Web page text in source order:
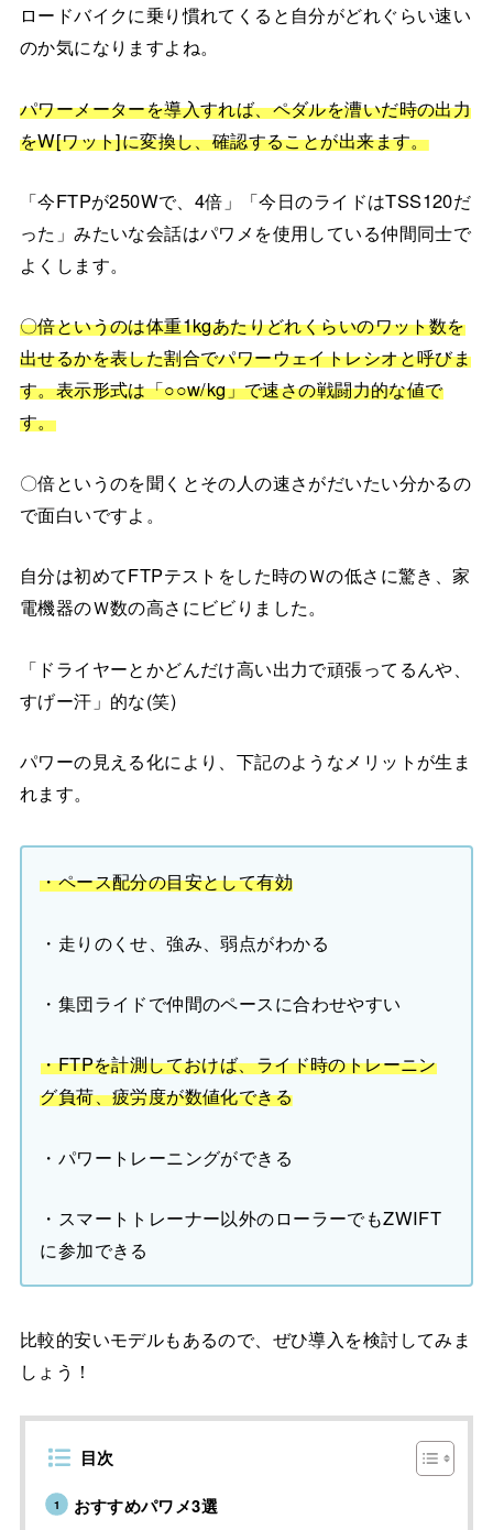
ロードバイクに乗り慣れてくると自分がどれぐらい速い
のか気になりますよね。
パワーメーターを導入すれば、ペダルを漕いだ時の出力
をW[ワット]に変換し、確認することが出来ます。
「今FTPが250Wで、4倍」「今日のライドはTSS120だ
った」みたいな会話はパワメを使用している仲間同士で
よくします。
〇倍というのは体重1kgあたりどれくらいのワット数を
出せるかを表した割合でパワーウェイトレシオと呼びま
す。表示形式は「○○w/kg」で速さの戦闘力的な値で
す。
〇倍というのを聞くとその人の速さがだいたい分かるの
で面白いですよ。
自分は初めてFTPテストをした時のＷの低さに驚き、家
電機器のＷ数の高さにビビりました。
「ドライヤーとかどんだけ高い出力で頑張ってるんや、
すげー汗」的な(笑)
パワーの見える化により、下記のようなメリットが生ま
れます。
・ペース配分の目安として有効
・走りのくせ、強み、弱点がわかる
・集団ライドで仲間のペースに合わせやすい
・FTPを計測しておけば、ライド時のトレーニン
グ負荷、疲労度が数値化できる
・パワートレーニングができる
・スマートトレーナー以外のローラーでもZWIFT
に参加できる
比較的安いモデルもあるので、ぜひ導入を検討してみま
しょう！
目次
おすすめパワメ3選